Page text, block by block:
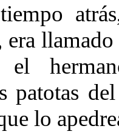
atrás,
era
patotas
lo